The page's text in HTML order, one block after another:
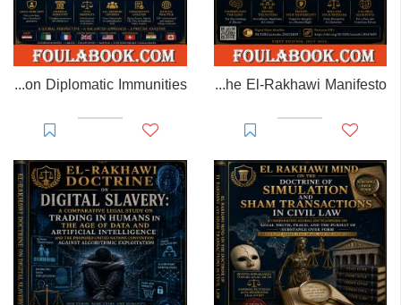
Prisoner of Perception: The El-Rakhawi Manifesto
EL-RAKHAWI MONOGRAPH on Diplomatic Immunities